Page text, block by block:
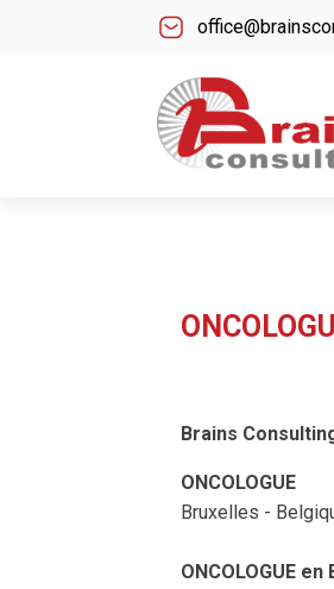
Brains
ONCOLOGUE
Bruxelles -
ONCOLOGUE